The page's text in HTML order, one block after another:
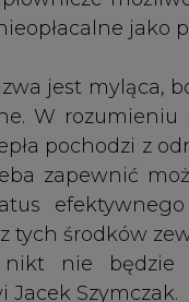
ma też
prowadzi
odbiorcom
że rozwój